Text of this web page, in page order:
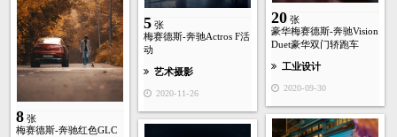
5 张
梅赛德斯-奔驰Actros F活
动
艺术摄影
2020-11-26
20 张
豪华梅赛德斯-奔驰Vision
Duet豪华双门轿跑车
工业设计
2020-09-30
8 张
梅赛德斯-奔驰红色GLC